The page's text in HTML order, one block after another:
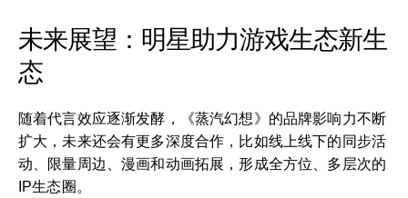
未来展望：明星助力游戏生态新生
态
随着代言效应逐渐发酵，《蒸汽幻想》的品牌影响力不断
扩大，未来还会有更多深度合作，比如线上线下的同步活
动、限量周边、漫画和动画拓展，形成全方位、多层次的
IP生态圈。